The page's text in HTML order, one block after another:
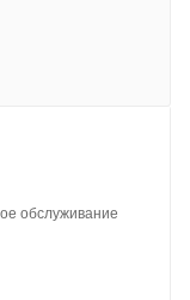
обслуживание